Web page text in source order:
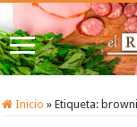
Inicio » Etiqueta: